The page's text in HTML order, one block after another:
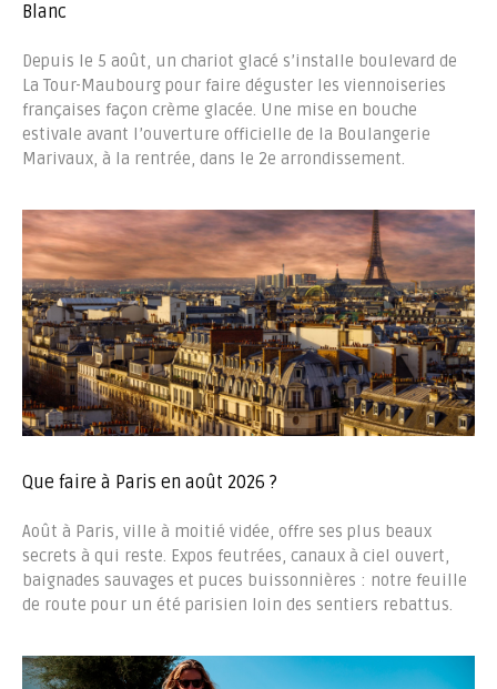
Blanc
Depuis le 5 août, un chariot glacé s’installe boulevard de
La Tour-Maubourg pour faire déguster les viennoiseries
françaises façon crème glacée. Une mise en bouche
estivale avant l’ouverture officielle de la Boulangerie
Marivaux, à la rentrée, dans le 2e arrondissement.
Que faire à Paris en août 2026 ?
Août à Paris, ville à moitié vidée, offre ses plus beaux
secrets à qui reste. Expos feutrées, canaux à ciel ouvert,
baignades sauvages et puces buissonnières : notre feuille
de route pour un été parisien loin des sentiers rebattus.